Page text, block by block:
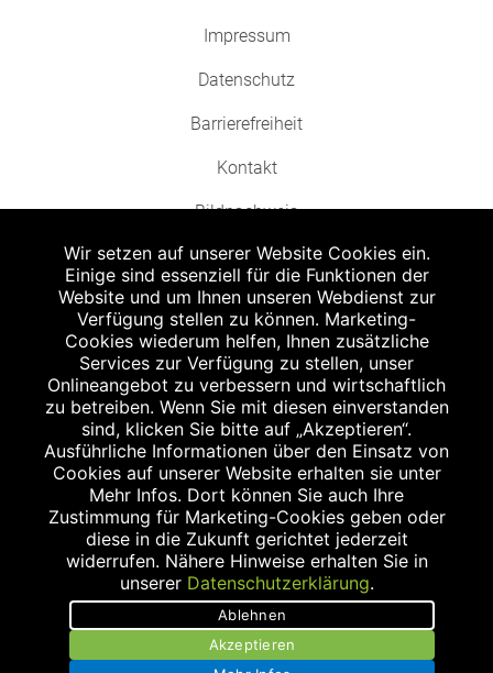
Impressum
Datenschutz
Barrierefreiheit
Kontakt
Bildnachweis
Abgabe in haushaltsüblichen Mengen, solange der Vorrat reicht. Für Druck-
und Satzfehler keine Haftung.
Zu Risiken und Nebenwirkungen lesen Sie die Packungsbeilage und fragen
Sie Ihren Arzt oder Apotheker.
Angabe nach der deutschen Arzneimitteltaxe Apothekenerstattungspreis
(AEP). Der AEP ist keine unverbindliche Preisempfehlung der Hersteller. Der
AEP ist ein von den Apotheken in Ansatz gebrachter Preis für rezeptfreie
Arzneimittel. Er entspricht in der Höhe dem für Apotheken verbindlichen
Abgabepreis, zu dem eine Apotheke in bestimmten Fällen (z.B. bei Kindern
unter 12 Jahren) das Produkt mit der gesetzlichen Krankenversicherung
abrechnet. Der AEP ist der allgemeine Erstattungspreis im Falle einer
Kostenübernahme durch die gesetzlichen Krankenkassen, vor Abzug eines
Zwangsrabattes (zur Zeit 5%) nach §130 Abs. 1 SGB V.
Unverbindliche Preisempfehlung des Herstellers (UVP).
powered by apovena.de
Wir setzen auf unserer Website Cookies ein.
Einige sind essenziell für die Funktionen der
Website und um Ihnen unseren Webdienst zur
Verfügung stellen zu können. Marketing-
Cookies wiederum helfen, Ihnen zusätzliche
Services zur Verfügung zu stellen, unser
Onlineangebot zu verbessern und wirtschaftlich
zu betreiben. Wenn Sie mit diesen einverstanden
sind, klicken Sie bitte auf „Akzeptieren“.
Ausführliche Informationen über den Einsatz von
Cookies auf unserer Website erhalten sie unter
Mehr Infos. Dort können Sie auch Ihre
Zustimmung für Marketing-Cookies geben oder
diese in die Zukunft gerichtet jederzeit
widerrufen. Nähere Hinweise erhalten Sie in
unserer Datenschutzerklärung.
Ablehnen
Akzeptieren